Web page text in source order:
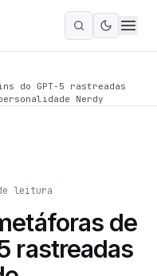
Ativar
do GPT-5 rastreadas
Nerdy
leitura
de
rastreadas